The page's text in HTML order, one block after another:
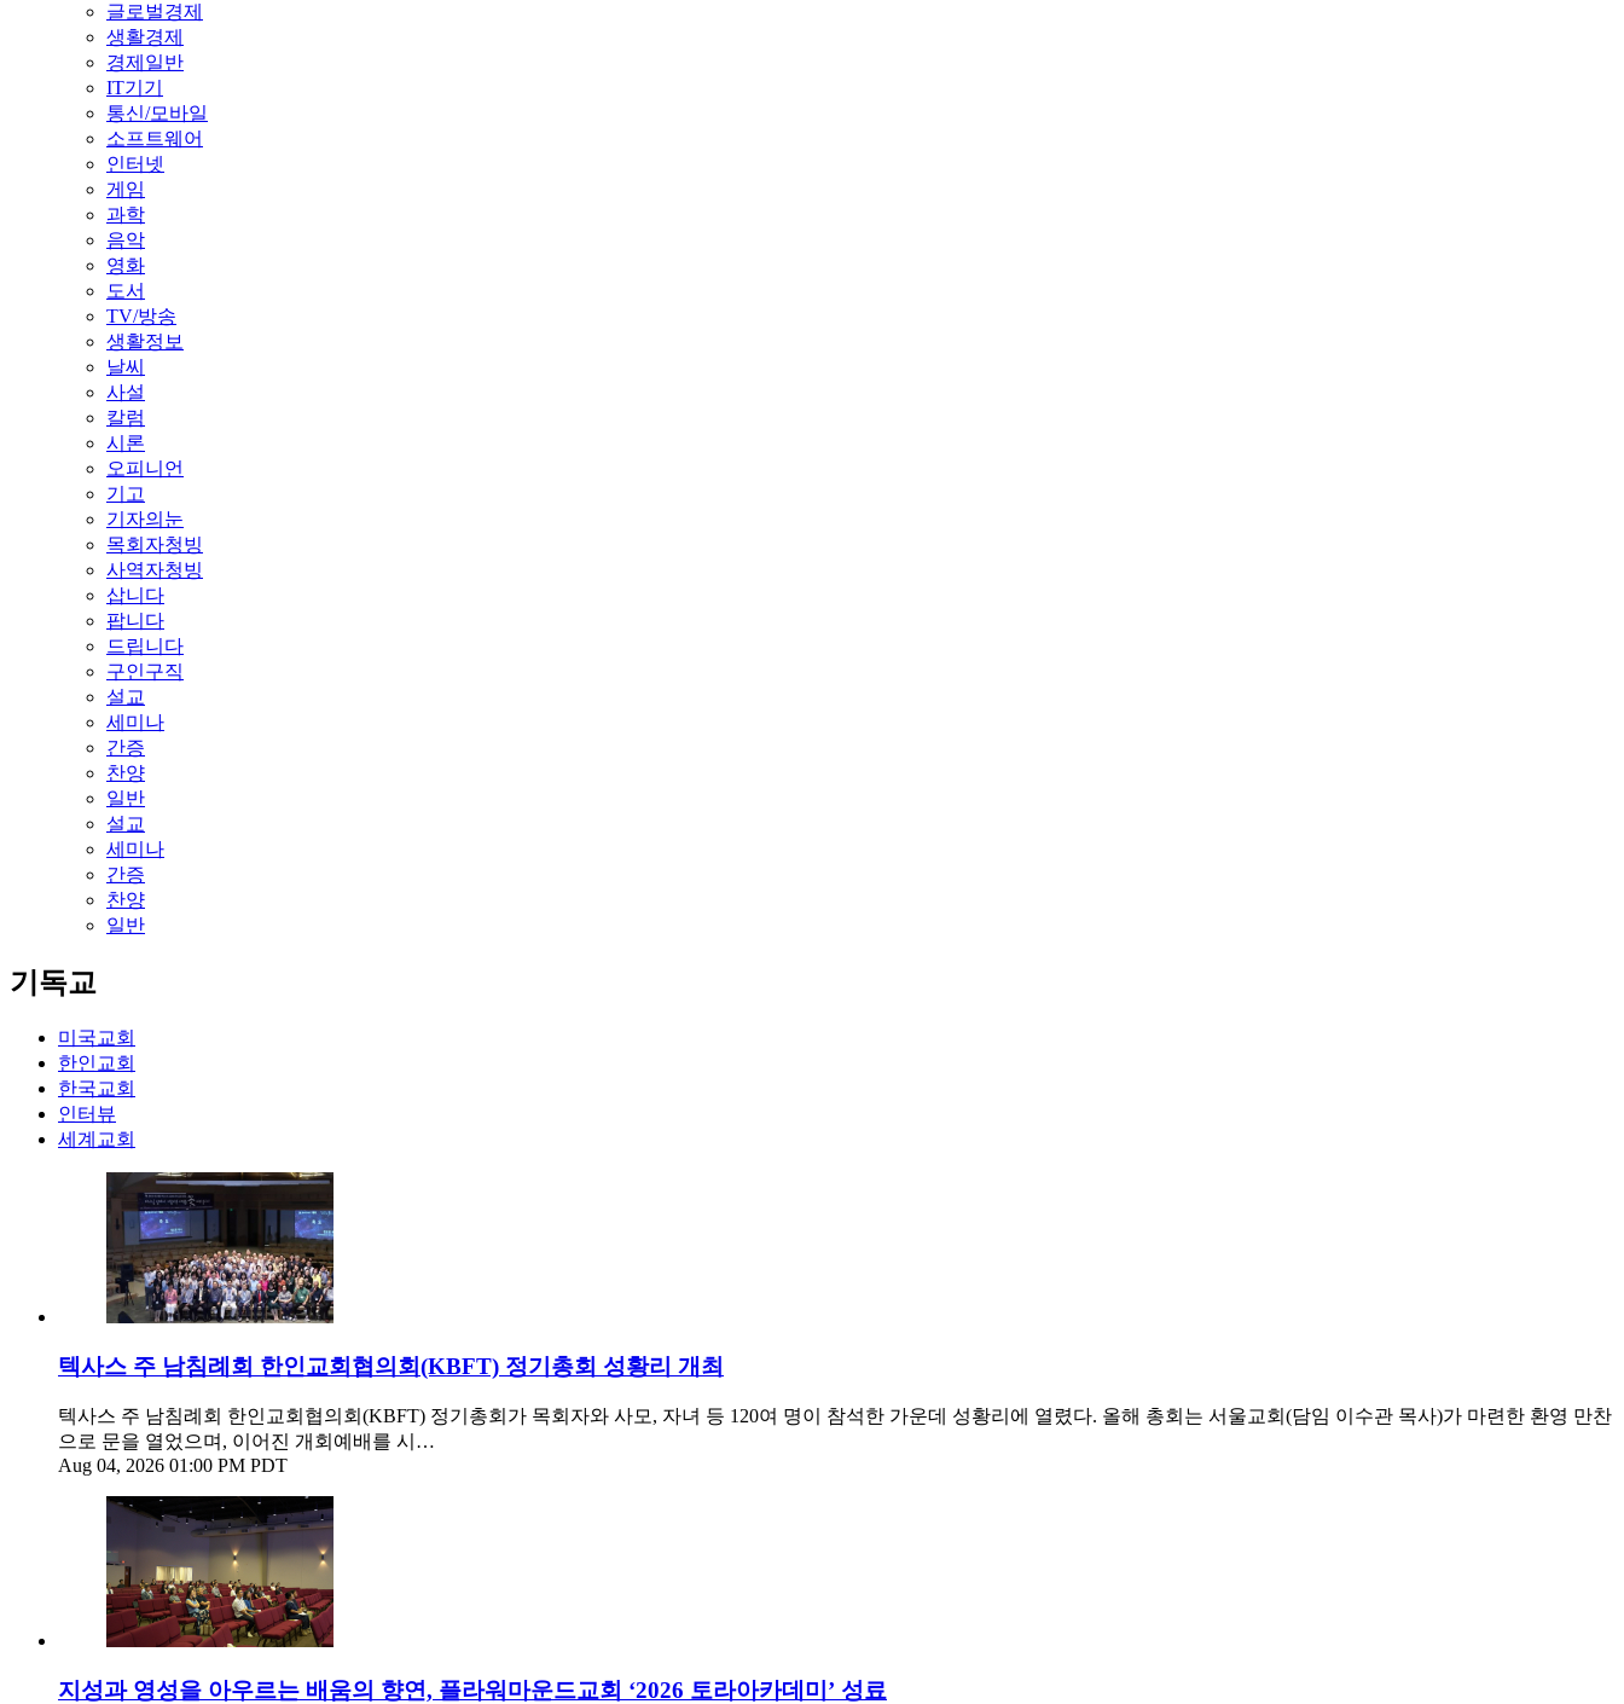
글로벌경제
생활경제
경제일반
IT기기
통신/모바일
소프트웨어
인터넷
게임
과학
음악
영화
도서
TV/방송
생활정보
날씨
사설
칼럼
시론
오피니언
기고
기자의눈
목회자청빙
사역자청빙
삽니다
팝니다
드립니다
구인구직
설교
세미나
간증
찬양
일반
설교
세미나
간증
찬양
일반
기독교
미국교회
한인교회
한국교회
인터뷰
세계교회
텍사스 주 남침례회 한인교회협의회(KBFT) 정기총회 성황리 개최
텍사스 주 남침례회 한인교회협의회(KBFT) 정기총회가 목회자와 사모, 자녀 등 120여 명이 참석한 가운데 성황리에 열렸다. 올해 총회는 서울교회(담임 이수관 목사)가 마련한 환영 만찬
으로 문을 열었으며, 이어진 개회예배를 시…
Aug 04, 2026 01:00 PM PDT
지성과 영성을 아우르는 배움의 향연, 플라워마운드교회 ‘2026 토라아카데미’ 성료